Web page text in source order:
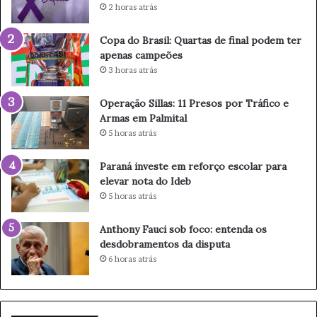
d
P
a
r
a
g
u
a
ç
u
r
e
f
o
r
ç
a
2 horas atrás
Copa do Brasil: Quartas de final podem ter
apenas campeões
3 horas atrás
Operação Sillas: 11 Presos por Tráfico e
Armas em Palmital
5 horas atrás
Paraná investe em reforço escolar para
elevar nota do Ideb
5 horas atrás
Anthony Fauci sob foco: entenda os
desdobramentos da disputa
6 horas atrás